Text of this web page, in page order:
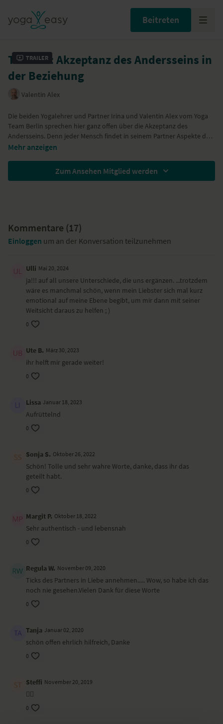
Beitreten
Trailer
Tutorial: Akzeptanz des Andersseins in
der Beziehung
Valentin Alex
Die beiden Yogalehrer und Partner Irina und Valentin Alex vom Yoga
Team Berlin sprechen hier ganz offen über die Akzeptanz des
Andersseins. Denn jeder Mensch findet in seinem Partner Aspekte des
Anderssein. Hier geht es darum zu lernen, diese Aspekte zu
Partners genau anschaut, wird man feststellen, dass man eine Menge
Mehr anzeigen
Zum Ansehen Mitglied werden
Kommentare (17)
Einloggen um an der Konversation teilzunehmen
Ulli Mai 20, 2024
ja!!! auf all unsere Unterschiede, die uns ergänzen. ...trotzdem
wäre es manchmal schön, wenn mein Liebster sich mal kurz
emotional auf meine Ebene begibt, um mir dann mit seiner
Weitsicht daraus zu helfen ; )
0
Ute B. März 30, 2023
ihr helft mir gerade weiter!
0
Lissa Januar 18, 2023
Aufrüttelnd
0
Sonja S. Oktober 26, 2022
Schön! Tolle und sehr wahre Worte, danke, dass ihr das
geteilt habt.
0
Margit P. Oktober 18, 2022
Sehr authentisch - und lebensnah
0
Regula W. November 09, 2020
Ticks des Partners in Liebe annehmen..... Wow, so habe ich das
noch nie gesehen.Vielen Dank für diese Worte
0
Tanja Januar 02, 2020
schön offen ehrlich hilfreich, Danke
0
Steffi November 20, 2019
👍🏻
0